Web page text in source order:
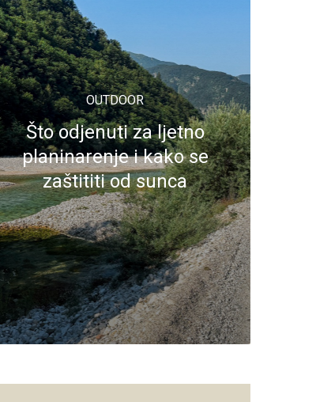
OUTDOOR
Što odjenuti za ljetno
planinarenje i kako se
zaštititi od sunca